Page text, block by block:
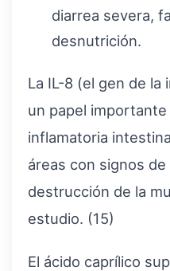
diarrea severa,
desnutrición.
La IL-8 (el gen de
un papel
inflamatoria
áreas con signos
destrucción de la
estudio. (15)
El ácido caprílico